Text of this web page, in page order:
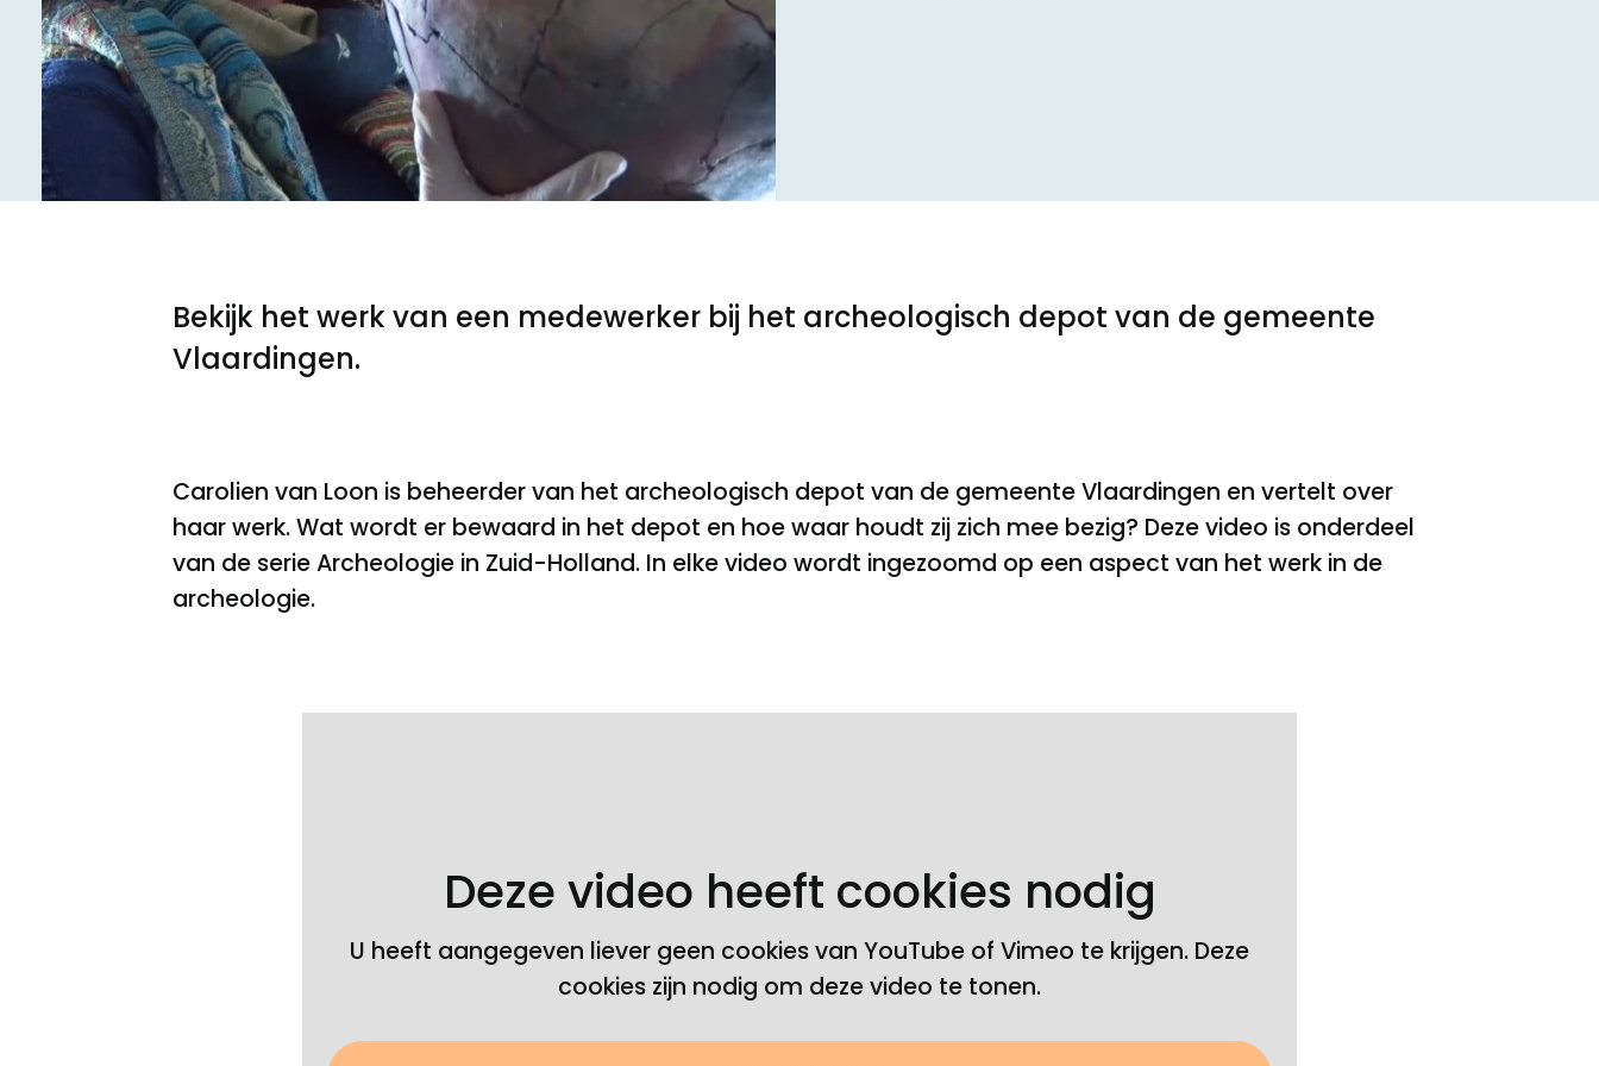
Meld een archeologische vondst
Nieuwsbrief
Toegankelijkheid
Privacyverklaring
Nieuwsbrief
Voorwaarden
Privacyverklaring
Bekijk het werk van een medewerker bij het archeologisch depot van de gemeente
Vlaardingen.
Carolien van Loon is beheerder van het archeologisch depot van de gemeente Vlaardingen en vertelt over
haar werk. Wat wordt er bewaard in het depot en hoe waar houdt zij zich mee bezig? Deze video is onderdeel
van de serie Archeologie in Zuid-Holland. In elke video wordt ingezoomd op een aspect van het werk in de
archeologie.
Deze video heeft cookies nodig
U heeft aangegeven liever geen cookies van YouTube of Vimeo te krijgen. Deze
cookies zijn nodig om deze video te tonen.